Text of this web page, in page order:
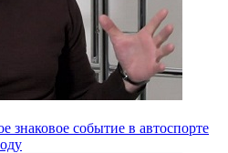
знаковое событие в автоспорте